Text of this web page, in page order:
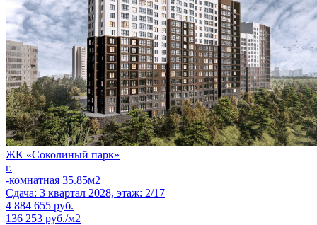
ЖК «Соколиный парк»
г.
-комнатная 35.85м2
Сдача: 3 квартал 2028, этаж: 2/17
4 884 655 руб.
136 253 руб./м2